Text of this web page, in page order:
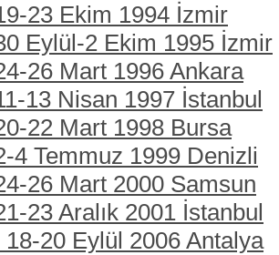
23 Ekim 1994 İzmir
Eylül-2 Ekim 1995 İzmir
26 Mart 1996 Ankara
13 Nisan 1997 İstanbul
22 Mart 1998 Bursa
4 Temmuz 1999 Denizli
26 Mart 2000 Samsun
23 Aralık 2001 İstanbul
18-20 Eylül 2006 Antalya